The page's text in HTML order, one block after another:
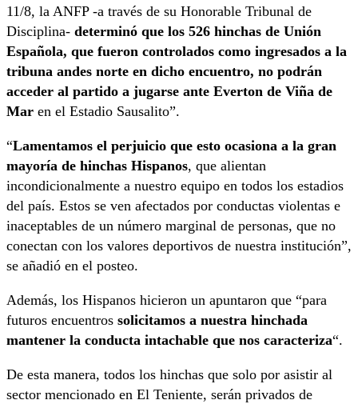
11/8, la ANFP -a través de su Honorable Tribunal de
Disciplina- determinó que los 526 hinchas de Unión
Española, que fueron controlados como ingresados a la
tribuna andes norte en dicho encuentro, no podrán
acceder al partido a jugarse ante Everton de Viña de
Mar en el Estadio Sausalito”.
“Lamentamos el perjuicio que esto ocasiona a la gran
mayoría de hinchas Hispanos, que alientan
incondicionalmente a nuestro equipo en todos los estadios
del país. Estos se ven afectados por conductas violentas e
inaceptables de un número marginal de personas, que no
conectan con los valores deportivos de nuestra institución”,
se añadió en el posteo.
Además, los Hispanos hicieron un apuntaron que “para
futuros encuentros solicitamos a nuestra hinchada
mantener la conducta intachable que nos caracteriza“.
De esta manera, todos los hinchas que solo por asistir al
sector mencionado en El Teniente, serán privados de